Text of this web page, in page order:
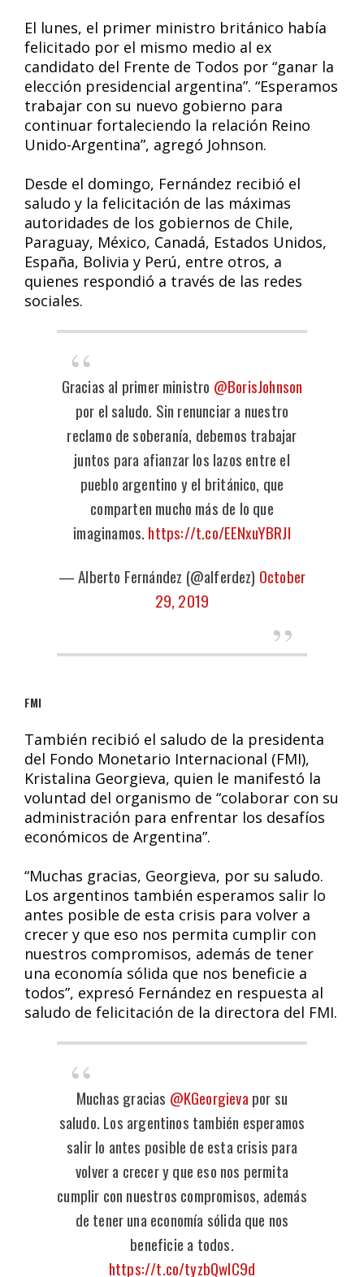
El lunes, el primer ministro británico había
felicitado por el mismo medio al ex
candidato del Frente de Todos por “ganar la
elección presidencial argentina”. “Esperamos
trabajar con su nuevo gobierno para
continuar fortaleciendo la relación Reino
Unido-Argentina”, agregó Johnson.
Desde el domingo, Fernández recibió el
saludo y la felicitación de las máximas
autoridades de los gobiernos de Chile,
Paraguay, México, Canadá, Estados Unidos,
España, Bolivia y Perú, entre otros, a
quienes respondió a través de las redes
sociales.
Gracias al primer ministro @BorisJohnson
por el saludo. Sin renunciar a nuestro
reclamo de soberanía, debemos trabajar
juntos para afianzar los lazos entre el
pueblo argentino y el británico, que
comparten mucho más de lo que
imaginamos. https://t.co/EENxuYBRJl
— Alberto Fernández (@alferdez) October
29, 2019
FMI
También recibió el saludo de la presidenta
del Fondo Monetario Internacional (FMI),
Kristalina Georgieva, quien le manifestó la
voluntad del organismo de “colaborar con su
administración para enfrentar los desafíos
económicos de Argentina”.
“Muchas gracias, Georgieva, por su saludo.
Los argentinos también esperamos salir lo
antes posible de esta crisis para volver a
crecer y que eso nos permita cumplir con
nuestros compromisos, además de tener
una economía sólida que nos beneficie a
todos”, expresó Fernández en respuesta al
saludo de felicitación de la directora del FMI.
Muchas gracias @KGeorgieva por su
saludo. Los argentinos también esperamos
salir lo antes posible de esta crisis para
volver a crecer y que eso nos permita
cumplir con nuestros compromisos, además
de tener una economía sólida que nos
beneficie a todos.
https://t.co/tyzbQwIC9d